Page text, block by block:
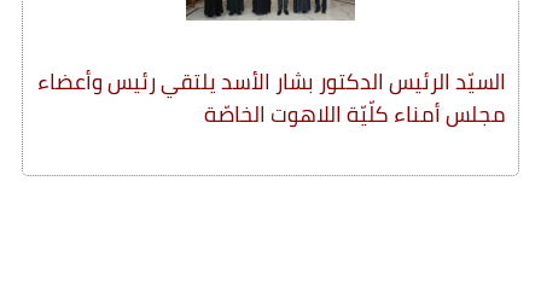
السيّد الرئيس الدكتور بشار الأسد يلتقي رئيس وأعضاء
مجلس أمناء كلّيّة اللاهوت الخاصّة